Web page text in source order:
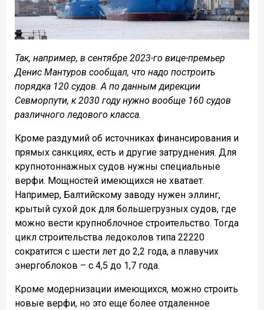
Так, например, в сентябре 2023-го вице-премьер
Денис Мантуров сообщал, что надо построить
порядка 120 судов. А по данным дирекции
Севморпути, к 2030 году нужно вообще 160 судов
различного ледового класса.
Кроме раздумий об источниках финансирования и
прямых санкциях, есть и другие затруднения. Для
крупнотоннажных судов нужны специальные
верфи. Мощностей имеющихся не хватает.
Например, Балтийскому заводу нужен эллинг,
крытый сухой док для большегрузных судов, где
можно вести крупноблочное строительство. Тогда
цикл строительства ледоколов типа 22220
сократится с шести лет до 2,2 года, а плавучих
энергоблоков – ​с 4,5 до 1,7 года.
Кроме модернизации имеющихся, можно строить
новые верфи, но это еще более отдаленное